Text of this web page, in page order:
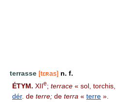
terrasse [tɛʀas] n. f.
ÉTYM. XIIe; terrace « sol,
dér. de terre; de terra « terre ».